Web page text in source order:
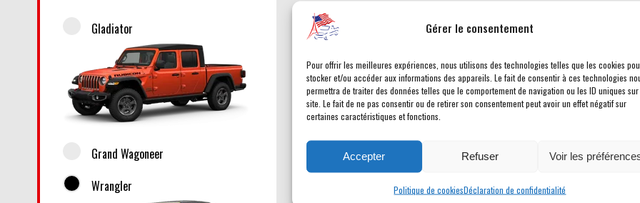
Gérer le consentement
Pour offrir les meilleures expériences, nous utilisons des technologies telles que les cookies
stocker et/ou accéder aux informations des appareils. Le fait de consentir à ces technologies
permettra de traiter des données telles que le comportement de navigation ou les ID uniques
site. Le fait de ne pas consentir ou de retirer son consentement peut avoir un effet négatif sur
certaines caractéristiques et fonctions.
Accepter Refuser Voir les
Politique de cookiesDéclaration de confidentialité
Gladiator
Grand Wagoneer
Wrangler